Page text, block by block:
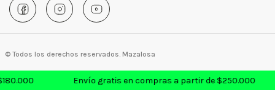
Envío gratis en compras a partir de $250.000
Giftcards
© Todos los derechos reservados. Mazalosa